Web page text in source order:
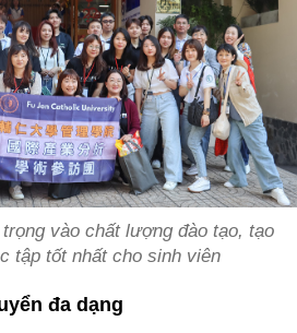
vào chất lượng đào tạo, tạo
tập tốt nhất cho sinh viên
đa dạng